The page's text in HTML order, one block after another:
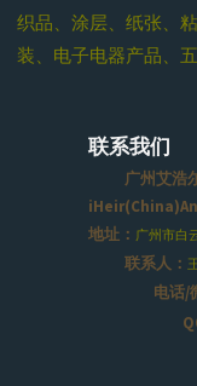
织品、涂层、纸张、
装、电子电器产品、
联系我们
广州艾浩尔
地址： 广州市白
联系人：
电话/微
QQ